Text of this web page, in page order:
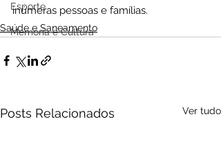
Esporte
Memória e Cultura
inúmeras pessoas e famílias.
Saúde e Saneamento
Posts Relacionados Ver tudo